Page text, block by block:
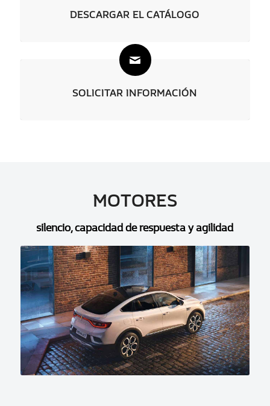
DESCARGAR EL CATÁLOGO
SOLICITAR INFORMACIÓN
MOTORES
silencio, capacidad de respuesta y agilidad